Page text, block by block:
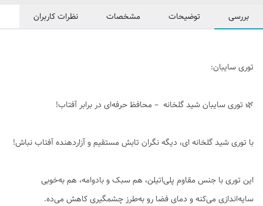
بررسی توضیحات مشخصات نظرات کاربران
توری سایبان:
🌿 توری سایبان شید گلخانه – محافظ حرفه‌ای در برابر آفتاب!
با توری شید گلخانه ای، دیگه نگران تابش مستقیم و آزاردهنده آفتاب نباش!
این توری با جنس مقاوم پلی‌اتیلن، هم سبک و بادوامه، هم به‌خوبی
سایه‌اندازی می‌کنه و دمای فضا رو به‌طرز چشمگیری کاهش می‌ده.